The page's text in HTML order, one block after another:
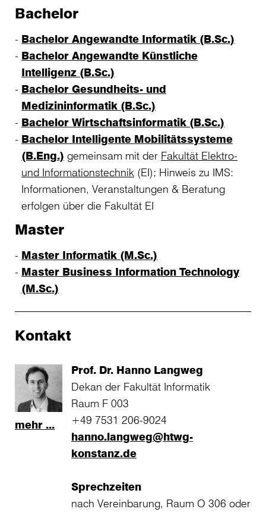
Bachelor
Bachelor Angewandte Informatik (B.Sc.)
Bachelor Angewandte Künstliche
Intelligenz (B.Sc.)
Bachelor Gesundheits- und
Medizininformatik (B.Sc.)
Bachelor Wirtschaftsinformatik (B.Sc.)
Bachelor Intelligente Mobilitätssysteme
(B.Eng.) gemeinsam mit der Fakultät Elektro-
und Informationstechnik (EI); Hinweis zu IMS:
Informationen, Veranstaltungen & Beratung
erfolgen über die Fakultät EI
Master
Master Informatik (M.Sc.)
Master Business Information Technology
(M.Sc.)
Kontakt
mehr ...
Prof. Dr. Hanno Langweg
Dekan der Fakultät Informatik
Raum F 003
+49 7531 206-9024
hanno.langweg@htwg-
konstanz.de
Sprechzeiten
nach Vereinbarung, Raum O 306 oder